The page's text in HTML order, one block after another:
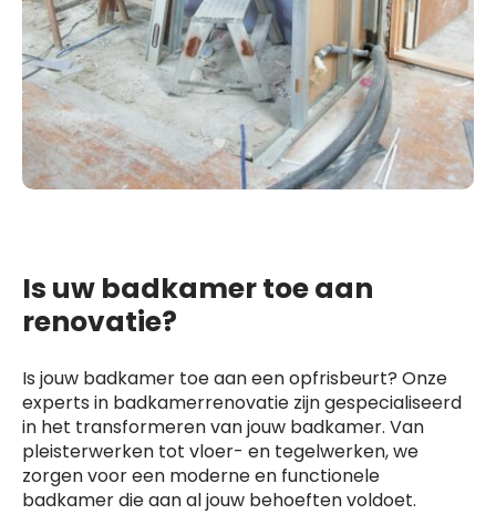
Is uw badkamer toe aan
renovatie?
Is jouw badkamer toe aan een opfrisbeurt? Onze
experts in badkamerrenovatie zijn gespecialiseerd
in het transformeren van jouw badkamer. Van
pleisterwerken tot vloer- en tegelwerken, we
zorgen voor een moderne en functionele
badkamer die aan al jouw behoeften voldoet.